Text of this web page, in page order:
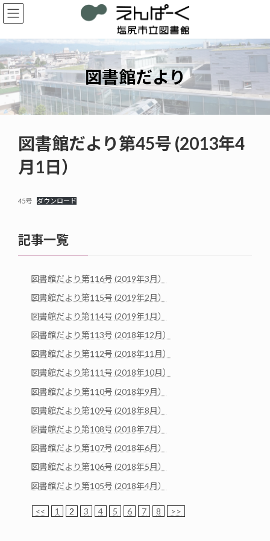
コ
ン
ン
ツ
へ
ス
キ
ッ
プ
ナ
ビ
ー
シ
ョ
ン
に
移
動
図書館だより
図書館だより第45号 (2013年4
月1日）
45号 ダウンロード
記事一覧
図書館だより第116号 (2019年3月）
図書館だより第115号 (2019年2月）
図書館だより第114号 (2019年1月）
図書館だより第113号 (2018年12月）
図書館だより第112号 (2018年11月）
図書館だより第111号 (2018年10月）
図書館だより第110号 (2018年9月）
図書館だより第109号 (2018年8月）
図書館だより第108号 (2018年7月）
図書館だより第107号 (2018年6月）
図書館だより第106号 (2018年5月）
図書館だより第105号 (2018年4月）
<< 1 2 3 4 5 6 7 8 >>